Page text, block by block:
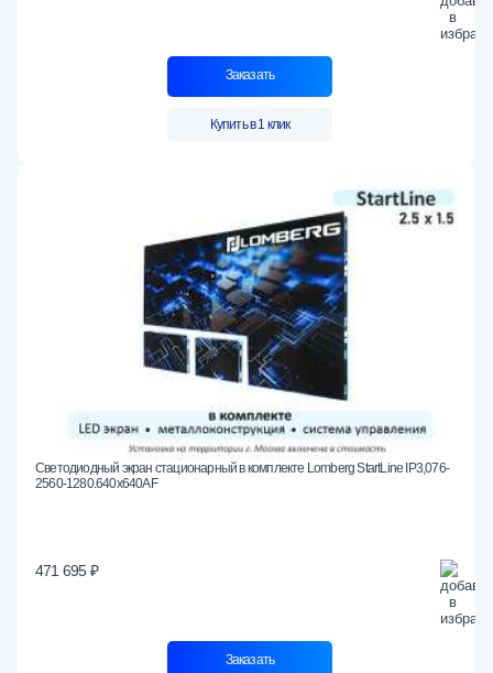
Заказать
Купить в 1 клик
Светодиодный экран стационарный в комплекте Lomberg StartLine IP3,076-
2560-1280.640x640AF
471 695 ₽
Заказать